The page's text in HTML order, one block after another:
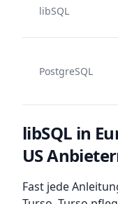
libSQL
PostgreSQL
libSQL in
US
Fast jede